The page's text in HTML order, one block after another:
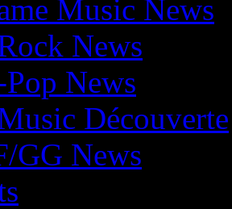
Music News
News
News
Découverte
GG News